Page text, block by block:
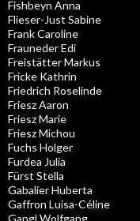
Fishbeyn Anna
Flieser-Just Sabine
Frank Caroline
Frauneder Edi
Freistätter Markus
Fricke Kathrin
Friedrich Roselinde
Friesz Aaron
Friesz Marie
Friesz Michou
Fuchs Holger
Furdea Julia
Fürst Stella
Gabalier Huberta
Gaffron Luisa-Céline